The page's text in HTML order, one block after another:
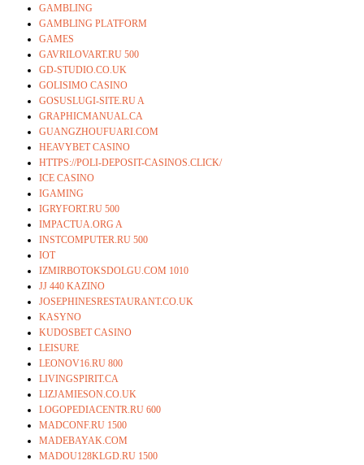
GAMBLING
GAMBLING PLATFORM
GAMES
GAVRILOVART.RU 500
GD-STUDIO.CO.UK
GOLISIMO CASINO
GOSUSLUGI-SITE.RU A
GRAPHICMANUAL.CA
GUANGZHOUFUARI.COM
HEAVYBET CASINO
HTTPS://POLI-DEPOSIT-CASINOS.CLICK/
ICE CASINO
IGAMING
IGRYFORT.RU 500
IMPACTUA.ORG A
INSTCOMPUTER.RU 500
IOT
IZMIRBOTOKSDOLGU.COM 1010
JJ 440 KAZINO
JOSEPHINESRESTAURANT.CO.UK
KASYNO
KUDOSBET CASINO
LEISURE
LEONOV16.RU 800
LIVINGSPIRIT.CA
LIZJAMIESON.CO.UK
LOGOPEDIACENTR.RU 600
MADCONF.RU 1500
MADEBAYAK.COM
MADOU128KLGD.RU 1500